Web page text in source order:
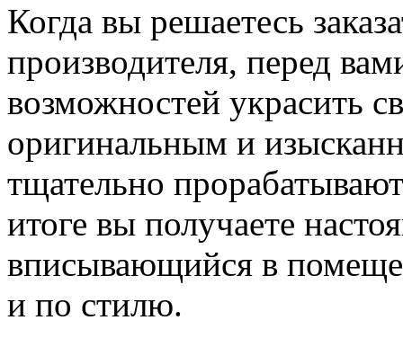
Когда вы решаетесь
производителя, перед
возможностей украсить
оригинальным и
тщательно
итоге вы получаете
вписывающийся в
и по стилю.